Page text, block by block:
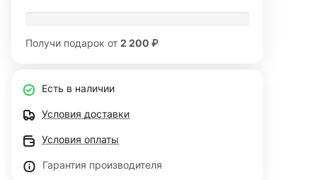
Получи подарок от 2 200 ₽
Есть в наличии
Условия доставки
Условия оплаты
Гарантия производителя